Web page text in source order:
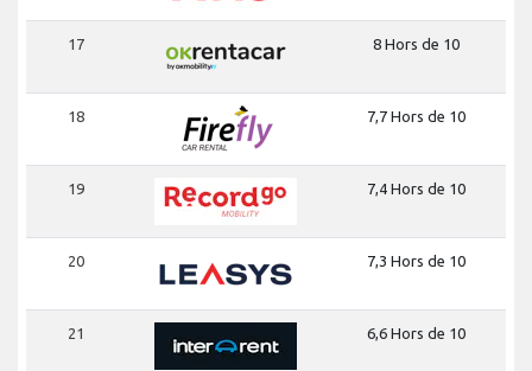
17 8 Hors de 10
18 7,7 Hors de 10
19 7,4 Hors de 10
20 7,3 Hors de 10
21 6,6 Hors de 10